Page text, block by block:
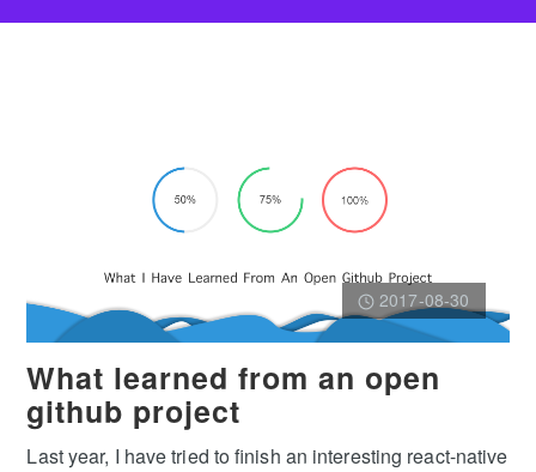
2017-08-30
What learned from an open
github project
Last year, I have tried to finish an interesting react-native